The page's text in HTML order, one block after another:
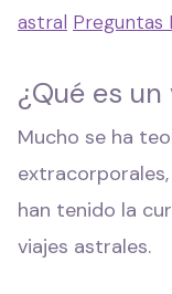
astral Preguntas
¿Qué es
Mucho se ha
han tenido la
viajes astrales.